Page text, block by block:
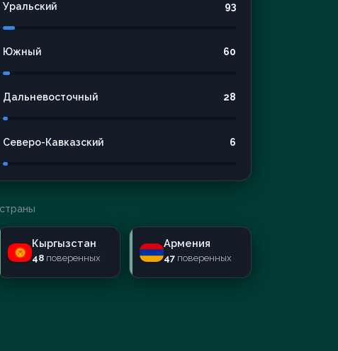
Уральский 93
Южный 60
Дальневосточный 28
Северо-Кавказский 6
Кыргызстан
48 поверенных
Армения
47поверенных